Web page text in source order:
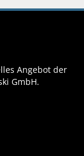
Angebot der
GmbH.